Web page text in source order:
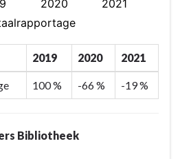
2019 2020 2021
100 % -66 % -19 %
Bibliotheek